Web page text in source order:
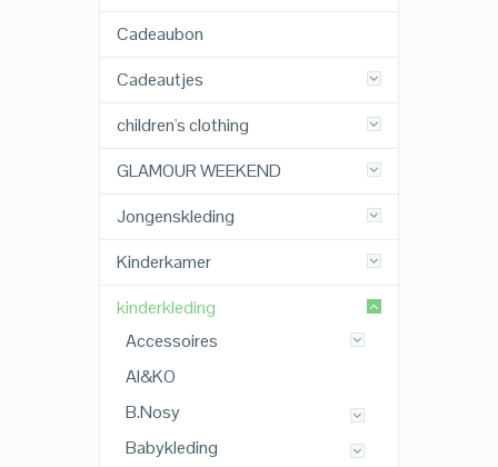
Cadeaubon
Cadeautjes
children's clothing
GLAMOUR WEEKEND
Jongenskleding
Kinderkamer
kinderkleding
Accessoires
AI&KO
B.Nosy
Babykleding